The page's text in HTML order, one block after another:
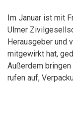
Im Januar ist mit
Ulmer
Herausgeber und
mitgewirkt hat,
Außerdem
rufen auf,